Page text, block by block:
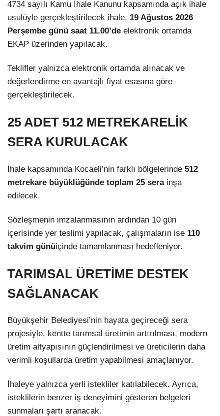
4734 sayılı Kamu İhale Kanunu kapsamında açık ihale
usulüyle gerçekleştirilecek ihale, 19 Ağustos 2026
Perşembe günü saat 11.00’de elektronik ortamda
EKAP üzerinden yapılacak.
Teklifler yalnızca elektronik ortamda alınacak ve
değerlendirme en avantajlı fiyat esasına göre
gerçekleştirilecek.
25 ADET 512 METREKARELİK
SERA KURULACAK
İhale kapsamında Kocaeli’nin farklı bölgelerinde 512
metrekare büyüklüğünde toplam 25 serainşa
edilecek.
Sözleşmenin imzalanmasının ardından 10 gün
içerisinde yer teslimi yapılacak, çalışmaların ise 110
takvim günüiçinde tamamlanması hedefleniyor.
TARIMSAL ÜRETİME DESTEK
SAĞLANACAK
Büyükşehir Belediyesi’nin hayata geçireceği sera
projesiyle, kentte tarımsal üretimin artırılması, modern
üretim altyapısının güçlendirilmesi ve üreticilerin daha
verimli koşullarda üretim yapabilmesi amaçlanıyor.
İhaleye yalnızca yerli istekliler katılabilecek. Ayrıca,
isteklilerin benzer iş deneyimini gösteren belgeleri
sunmaları şartı aranacak.